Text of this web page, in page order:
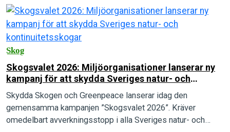
Skog
Skogsvalet 2026: Miljöorganisationer lanserar ny
kampanj för att skydda Sveriges natur- och
kontinuitetsskogar
Skydda Skogen och Greenpeace lanserar idag den
gemensamma kampanjen ”Skogsvalet 2026”. Kräver
omedelbart avverkningsstopp i alla Sveriges natur- och